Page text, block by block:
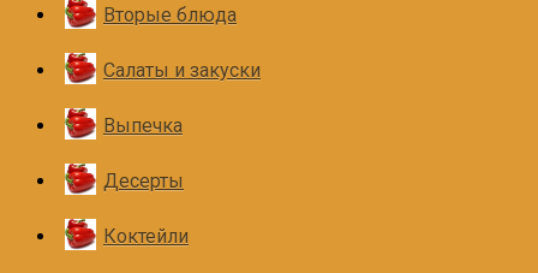
Вторые блюда
Салаты и закуски
Выпечка
Десерты
Коктейли